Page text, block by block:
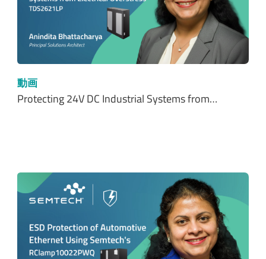
動画
Protecting 24V DC Industrial Systems from…